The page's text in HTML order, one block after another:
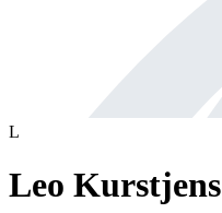
L
Leo Kurstjens